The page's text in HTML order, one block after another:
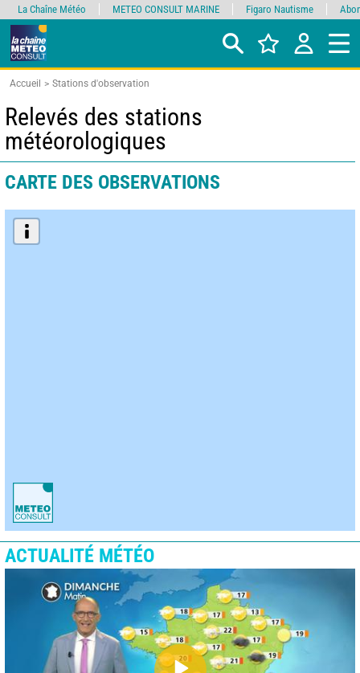
Accueil Stations d'observation
Relevés des stations
météorologiques
CARTE DES OBSERVATIONS
ACTUALITÉ MÉTÉO
La Chaîne Météo METEO CONSULT MARINE Figaro Nautisme